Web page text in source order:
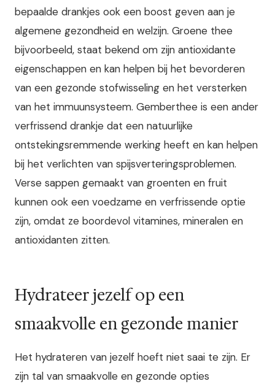
bepaalde drankjes ook een boost geven aan je
algemene gezondheid en welzijn. Groene thee
bijvoorbeeld, staat bekend om zijn antioxidante
eigenschappen en kan helpen bij het bevorderen
van een gezonde stofwisseling en het versterken
van het immuunsysteem. Gemberthee is een ander
verfrissend drankje dat een natuurlijke
ontstekingsremmende werking heeft en kan helpen
bij het verlichten van spijsverteringsproblemen.
Verse sappen gemaakt van groenten en fruit
kunnen ook een voedzame en verfrissende optie
zijn, omdat ze boordevol vitamines, mineralen en
antioxidanten zitten.
Hydrateer jezelf op een
smaakvolle en gezonde manier
Het hydrateren van jezelf hoeft niet saai te zijn. Er
zijn tal van smaakvolle en gezonde opties